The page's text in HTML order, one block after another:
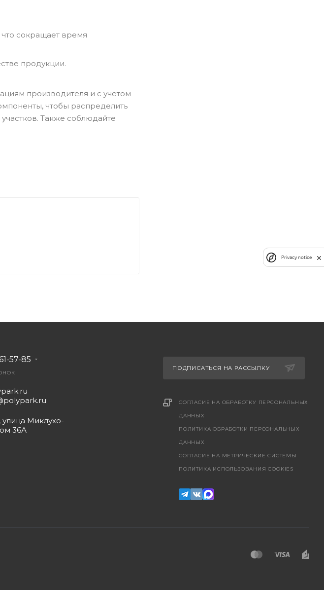
сокращает время
продукции.
производителя и с учетом
чтобы распределить
Также соблюдайте
57-85
улица Миклухо-
36А
ПОДПИСАТЬСЯ НА РАССЫЛКУ
СОГЛАСИЕ НА ОБРАБОТКУ ПЕРСОНАЛЬНЫХ
ДАННЫХ
ПОЛИТИКА ОБРАБОТКИ ПЕРСОНАЛЬНЫХ
ДАННЫХ
CОГЛАСИЕ НА МЕТРИЧЕСКИЕ СИСТЕМЫ
ПОЛИТИКА ИСПОЛЬЗОВАНИЯ COOKIES
Privacy notice